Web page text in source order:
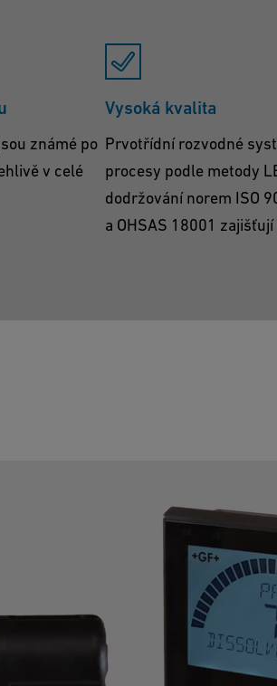
známé po
v celé
Vysoká kvalita
Prvotřídní rozvodné
procesy podle metody
dodržování norem ISO
a OHSAS 18001